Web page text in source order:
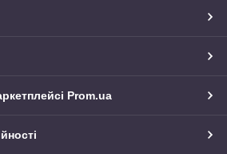
Prom.ua